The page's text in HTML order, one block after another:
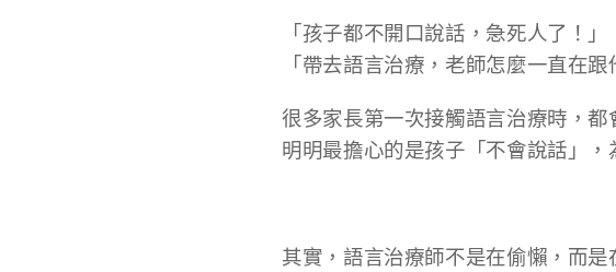
「孩子都不開口說話，急死人了！」
「帶去語言治療，老師怎麼一直在跟
很多家長第一次接觸語言治療時，都
明明最擔心的是孩子「不會說話」
其實，語言治療師不是在偷懶，而